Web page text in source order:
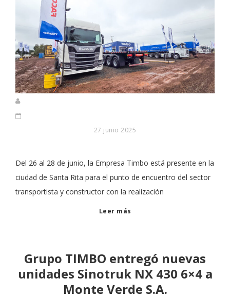
27 junio 2025
Del 26 al 28 de junio, la Empresa Timbo está presente en la
ciudad de Santa Rita para el punto de encuentro del sector
transportista y constructor con la realización
Leer más
Grupo TIMBO entregó nuevas
unidades Sinotruk NX 430 6×4 a
Monte Verde S.A.